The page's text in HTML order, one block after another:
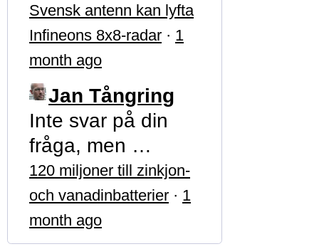
Svensk antenn kan lyfta
Infineons 8x8-radar · 1
month ago
Jan Tångring
Inte svar på din
fråga, men …
120 miljoner till zinkjon-
och vanadinbatterier · 1
month ago